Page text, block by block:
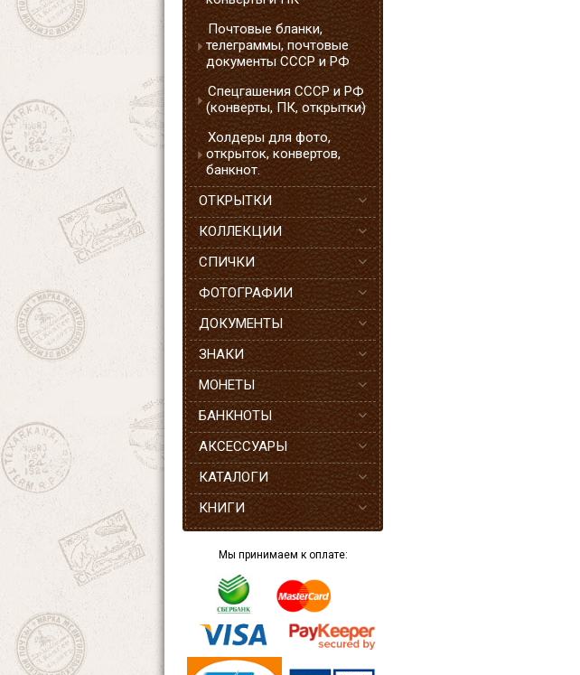
Почтовые бланки,
телеграммы, почтовые
документы СССР и РФ
Спецгашения СССР и РФ
(конверты, ПК, открытки)
Холдеры для фото,
открыток, конвертов,
банкнот.
ОТКРЫТКИ
КОЛЛЕКЦИИ
СПИЧКИ
ФОТОГРАФИИ
ДОКУМЕНТЫ
ЗНАКИ
МОНЕТЫ
БАНКНОТЫ
АКСЕССУАРЫ
КАТАЛОГИ
КНИГИ
Мы принимаем к оплате: